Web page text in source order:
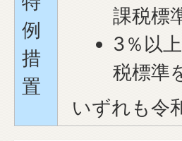
例
措
置
課税標
3％以
税標準
いずれも令